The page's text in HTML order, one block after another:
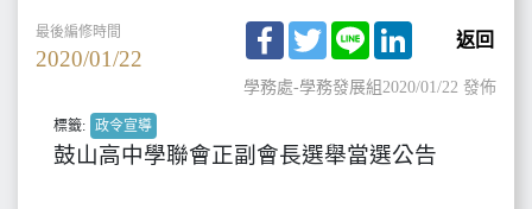
最後編修時間
2020/01/22
Facebook
TwitterLine LinkedIn
返回
學務處-學務發展組2020/01/22 發佈
標籤: 政令宣導
鼓山高中學聯會正副會長選舉當選公告